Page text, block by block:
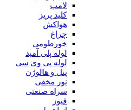
لامپ
کلید پریز
هواکش
چراغ
خورطومی
لوله پلی آمید
لوله پی وی سی
پنل و هالوژن
نور مخفی
سراه صنعتی
فیوز